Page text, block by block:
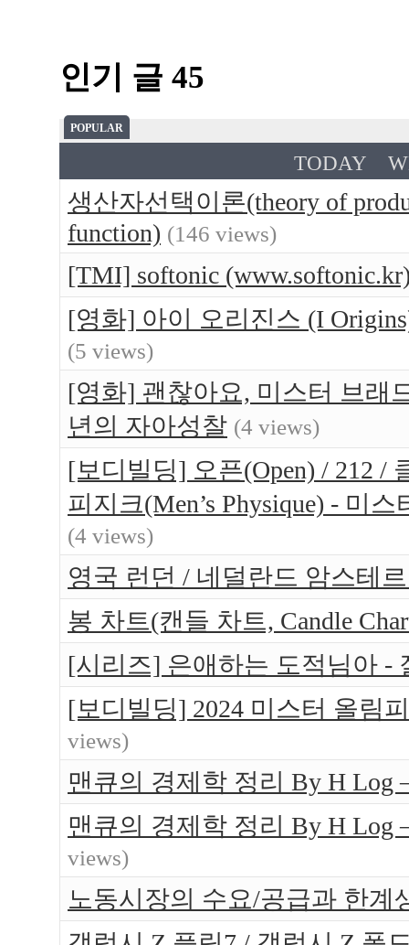
인기 글 45
POPULAR
TODAY
생산자선택이론(theory of
function) (146 views)
[TMI] softonic
[영화] 아이 오리진스 (I
(5 views)
[영화] 괜찮아요, 미스터 브래
년의 자아성찰 (4 views)
[보디빌딩] 오픈(Open) / 212 /
피지크(Men’s Physique) - 미
(4 views)
영국 런던 / 네덜란드 암스테
봉 차트(캔들 차트, Candle
[시리즈] 은애하는 도적님아 -
[보디빌딩] 2024 미스터 올림
views)
맨큐의 경제학 정리 By H Log
맨큐의 경제학 정리 By H Log
views)
노동시장의 수요/공급과 한계